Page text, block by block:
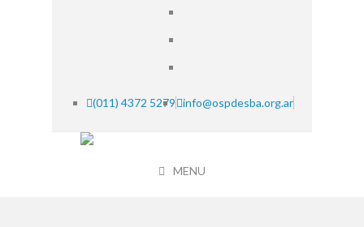
(011) 4372 5279 info@ospdesba.org.ar
MENU